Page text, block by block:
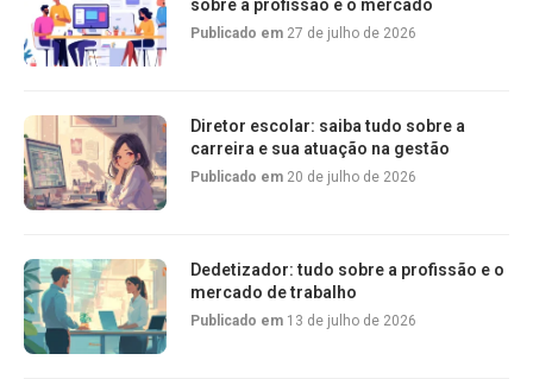
sobre a profissão e o mercado
Publicado em 27 de julho de 2026
Diretor escolar: saiba tudo sobre a
carreira e sua atuação na gestão
Publicado em 20 de julho de 2026
Dedetizador: tudo sobre a profissão e o
mercado de trabalho
Publicado em 13 de julho de 2026